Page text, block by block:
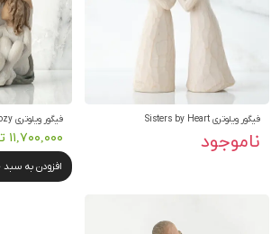
فیگور ویلوتری Sisters by Heart
ناموجود
فیگور ویلوتری Cozy
۱۱,۷۰۰,۰۰۰ تومان
افزودن به سبد